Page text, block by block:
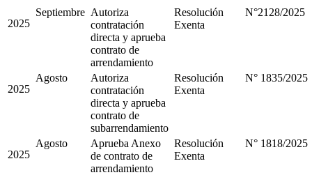
2025
Septiembre Autoriza
contratación
directa y aprueba
contrato de
arrendamiento
Resolución
Exenta
N°2128/2025
2025
Agosto
Autoriza
contratación
directa y aprueba
contrato de
subarrendamiento
Resolución
Exenta
N° 1835/2025
2025
Agosto
Aprueba Anexo
de contrato de
arrendamiento
Resolución
Exenta
N° 1818/2025